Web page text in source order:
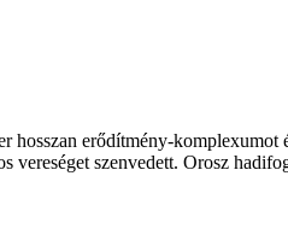
erődítmény-komplexumot
vereséget szenvedett. Orosz